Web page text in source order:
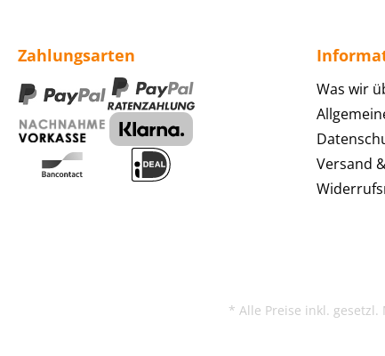
Zahlungsarten
Was wir
Versand
* Alle Preise inkl.